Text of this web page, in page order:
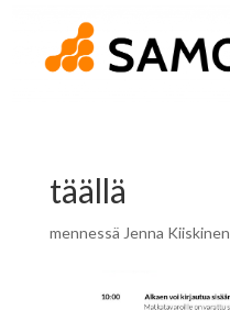
täällä
mennessä Jenna Kiiskinen